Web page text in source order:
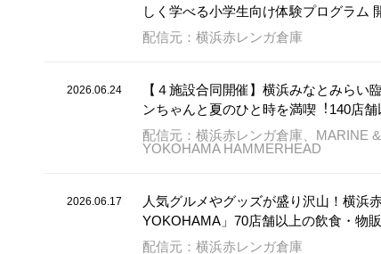
しく学べる小学生向け体験プログラム
配信元：横浜赤レンガ倉庫
2026.06.24
【４施設合同開催】横浜みなとみらい
ンちゃんと夏のひと時を満喫︕140店
配信元：横浜赤レンガ倉庫、MARINE
YOKOHAMA HAMMERHEAD
2026.06.17
人気グルメやグッズが盛り沢山！横浜
YOKOHAMA」70店舗以上の飲食・物
配信元：横浜赤レンガ倉庫